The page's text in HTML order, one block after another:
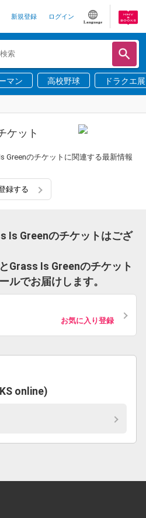
新規登録 ログイン
Language
マン 高校野球 ドラクエ展
ケット
Greenのチケットに関連する最新情報
録する
Is Greenのチケットはござ
Grass Is Greenのチケット
ルでお届けします。
お気に入り登録
online)